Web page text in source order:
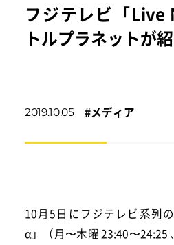
フジテレビ「Live
トルプラネットが
2019.10.05 #メディア
10月5日にフジテレビ系列
α」（月〜木曜 23:40〜24:25